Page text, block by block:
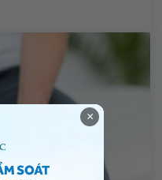
×